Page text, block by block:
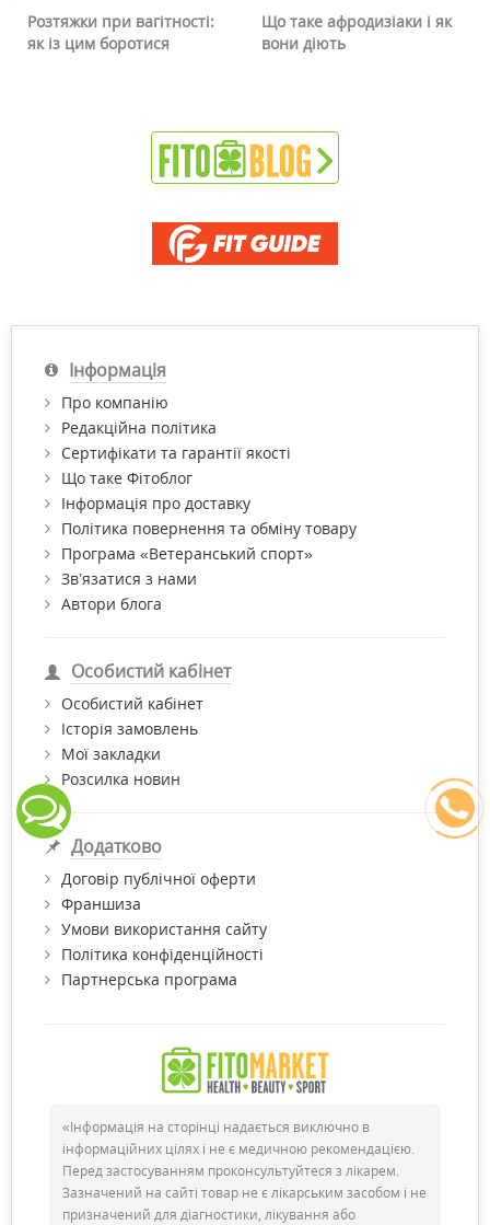
Розтяжки при вагітності:
як із цим боротися
Що таке афродизіаки і як
вони діють
Інформація
Про компанію
Редакційна політика
Сертифікати та гарантії якості
Що таке Фітоблог
Інформація про доставку
Політика повернення та обміну товару
Програма «Ветеранський спорт»
Зв’язатися з нами
Автори блога
Особистий кабінет
Особистий кабінет
Історія замовлень
Мої закладки
Розсилка новин
Додатково
Договір публічної оферти
Франшиза
Умови використання сайту
Політика конфіденційності
Партнерська програма
«Інформація на сторінці надається виключно в
інформаційних цілях і не є медичною рекомендацією.
Перед застосуванням проконсультуйтеся з лікарем.
Зазначений на сайті товар не є лікарським засобом і не
призначений для діагностики, лікування або